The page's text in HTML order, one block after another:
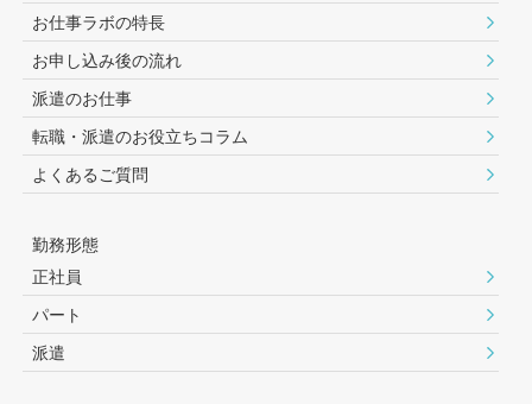
お仕事ラボの特長
お申し込み後の流れ
派遣のお仕事
転職・派遣のお役⽴ちコラム
よくあるご質問
勤務形態
正社員
パート
派遣